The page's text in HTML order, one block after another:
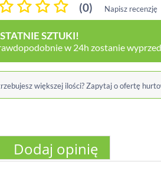
(0) Napisz recenzję
SZTUKI!
w 24h zostanie
większej ilości? Zapytaj o ofertę
Dodaj opinię